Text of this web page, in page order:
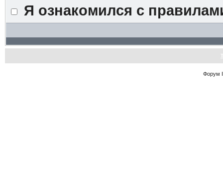
Я ознакомился с
Форум